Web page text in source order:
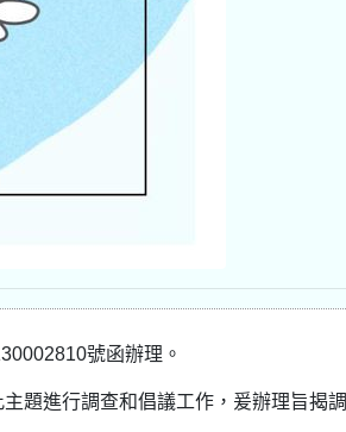
號函辦理。
題進行調查和倡議工作，爰辦理旨揭調